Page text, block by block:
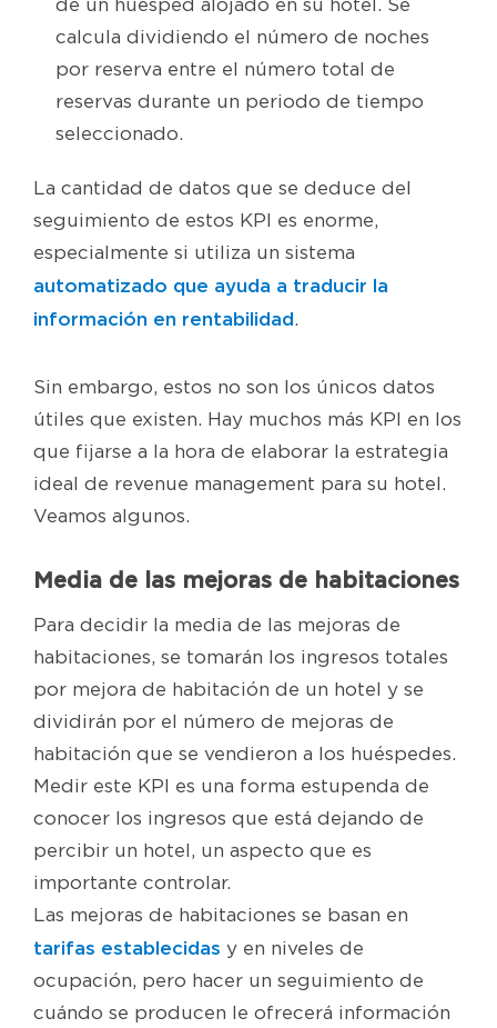
de un huésped alojado en su hotel. Se
calcula dividiendo el número de noches
por reserva entre el número total de
reservas durante un periodo de tiempo
seleccionado.
La cantidad de datos que se deduce del
seguimiento de estos KPI es enorme,
especialmente si utiliza un sistema
automatizado que ayuda a traducir la
información en rentabilidad.
Sin embargo, estos no son los únicos datos
útiles que existen. Hay muchos más KPI en los
que fijarse a la hora de elaborar la estrategia
ideal de revenue management para su hotel.
Veamos algunos.
Media de las mejoras de habitaciones
Para decidir la media de las mejoras de
habitaciones, se tomarán los ingresos totales
por mejora de habitación de un hotel y se
dividirán por el número de mejoras de
habitación que se vendieron a los huéspedes.
Medir este KPI es una forma estupenda de
conocer los ingresos que está dejando de
percibir un hotel, un aspecto que es
importante controlar.
Las mejoras de habitaciones se basan en
tarifas establecidas y en niveles de
ocupación, pero hacer un seguimiento de
cuándo se producen le ofrecerá información